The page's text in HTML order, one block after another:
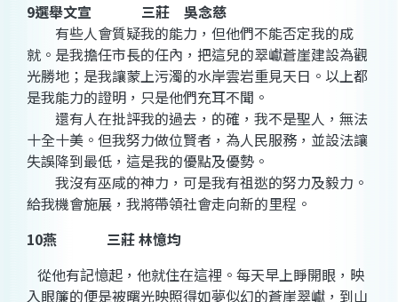
9選舉文宣
三莊 吳念慈
有些人會質疑我的能力，但他們不能否定我的成
就。是我擔任市長的任內，把這兒的翠巘蒼崖建設為觀
光勝地；是我讓蒙上污濁的水岸雲岩重見天日。以上都
是我能力的證明，只是他們充耳不聞。
還有人在批評我的過去，的確，我不是聖人，無法
十全十美。但我努力做位賢者，為人民服務，並設法讓
失誤降到最低，這是我的優點及優勢。
我沒有巫咸的神力，可是我有祖逖的努力及毅力。
給我機會施展，我將帶領社會走向新的里程。
10燕
三莊 林憶均
從他有記憶起，他就住在這裡。每天早上睜開眼，映
入眼簾的便是被曙光映照得如夢似幻的蒼崖翠巘 ，到山